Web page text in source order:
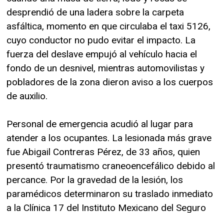
desprendió de una ladera sobre la carpeta
asfáltica, momento en que circulaba el taxi 5126,
cuyo conductor no pudo evitar el impacto. La
fuerza del deslave empujó al vehículo hacia el
fondo de un desnivel, mientras automovilistas y
pobladores de la zona dieron aviso a los cuerpos
de auxilio.
Personal de emergencia acudió al lugar para
atender a los ocupantes. La lesionada más grave
fue Abigail Contreras Pérez, de 33 años, quien
presentó traumatismo craneoencefálico debido al
percance. Por la gravedad de la lesión, los
paramédicos determinaron su traslado inmediato
a la Clínica 17 del Instituto Mexicano del Seguro